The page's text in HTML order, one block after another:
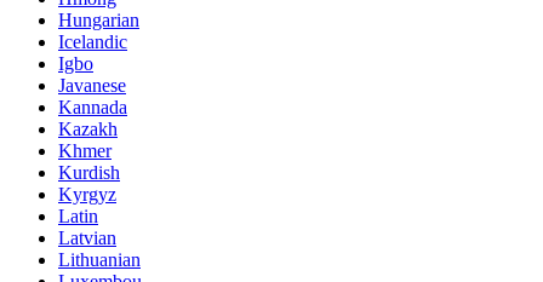
Hungarian
Icelandic
Igbo
Javanese
Kannada
Kazakh
Khmer
Kurdish
Kyrgyz
Latin
Latvian
Lithuanian